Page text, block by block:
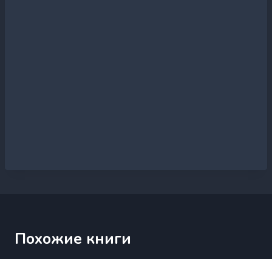
Похожие книги